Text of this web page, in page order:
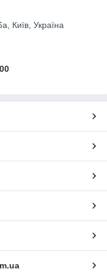
Київ, Україна